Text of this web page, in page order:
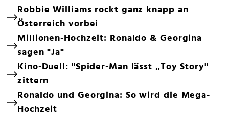
Robbie Williams rockt ganz knapp an
Österreich vorbei
Millionen-Hochzeit: Ronaldo & Georgina
sagen "Ja"
Kino-Duell: "Spider-Man lässt „Toy Story"
zittern
Ronaldo und Georgina: So wird die Mega-
Hochzeit